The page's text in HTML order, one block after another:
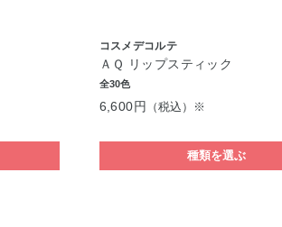
コスメデコルテ
ＡＱ リップスティック
全30色
6,600円 （税込）※
種類を選ぶ